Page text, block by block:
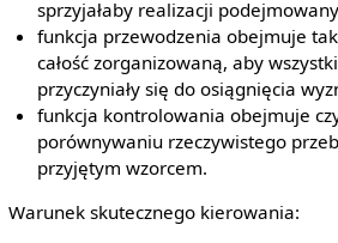
sprzyjałaby realizacji
funkcja przewodzenia obejmuje
całość zorganizowaną, aby
przyczyniały się do osiągnięcia
funkcja kontrolowania obejmuje
porównywaniu rzeczywistego
przyjętym wzorcem.
Warunek skutecznego kierowania: